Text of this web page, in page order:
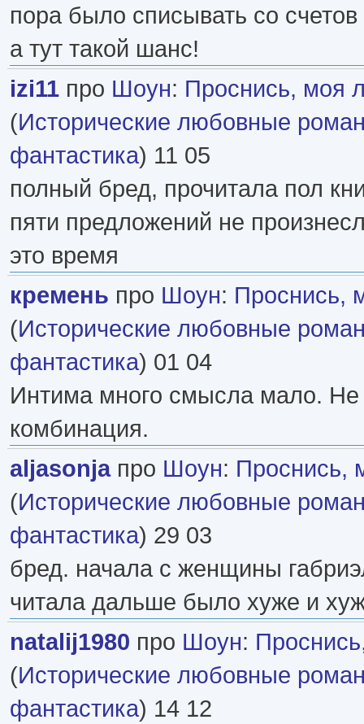
пора было списывать со
а тут такой шанс!
izi11 про Шоун: Проснись, моя
(Исторические любовные
фантастика) 11 05
полный бред, прочитала пол
пяти предложений не
это время
кремень про Шоун: Проснись,
(Исторические любовные
фантастика) 01 04
Интима много смысла мало.
комбинация.
aljasonjaпро Шоун: Проснись,
(Исторические любовные
фантастика) 29 03
бред. начала с женщины
читала дальше было хуже и
natalij1980 про Шоун:
(Исторические любовные
фантастика) 14 12